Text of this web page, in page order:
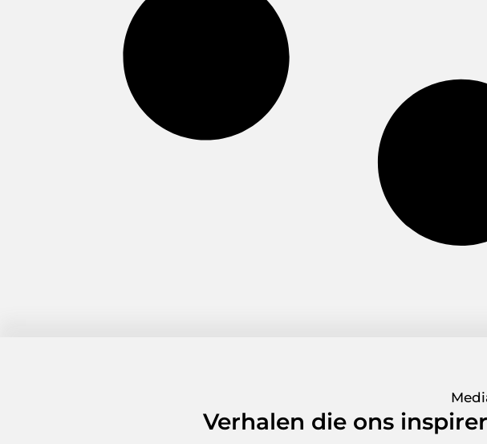
Verhalen die ons